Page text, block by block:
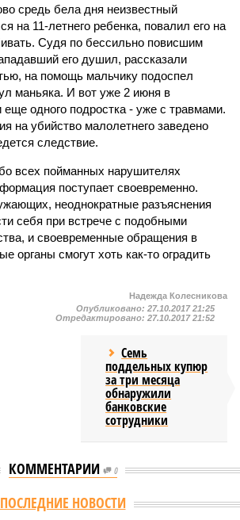
средь бела дня неизвестный
на 11-летнего ребенка, повалил его на
Судя по бессильно повисшим
его душил, рассказали
на помощь мальчику подоспел
маньяка. И вот уже 2 июня в
одного подростка - уже с травмами.
на убийство малолетнего заведено
следствие.
всех пойманных нарушителях
поступает своевременно.
неоднократные разъяснения
себя при встрече с подобными
и своевременные обращения в
органы смогут хоть как-то оградить
Надежда Колесникова
Опубликовано: 27.10.2017 21:25
Отредактировано: 27.10.2017 21:52
Семь
поддельных купюр
за три месяца
обнаружили
банковские
сотрудники
КОММЕНТАРИИ 0
ПОСЛЕДНИЕ НОВОСТИ